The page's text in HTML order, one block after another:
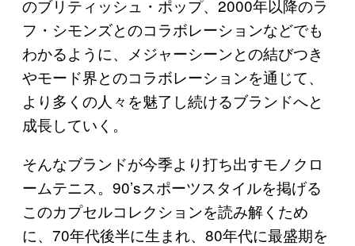
のブリティッシュ・ポップ、2000年以降のラ
フ・シモンズとのコラボレーションなどでも
わかるように、メジャーシーンとの結びつき
やモード界とのコラボレーションを通じて、
より多くの人々を魅了し続けるブランドへと
成長していく。
そんなブランドが今季より打ち出すモノクロ
ームテニス。90’sスポーツスタイルを掲げる
このカプセルコレクションを読み解くため
に、70年代後半に生まれ、80年代に最盛期を